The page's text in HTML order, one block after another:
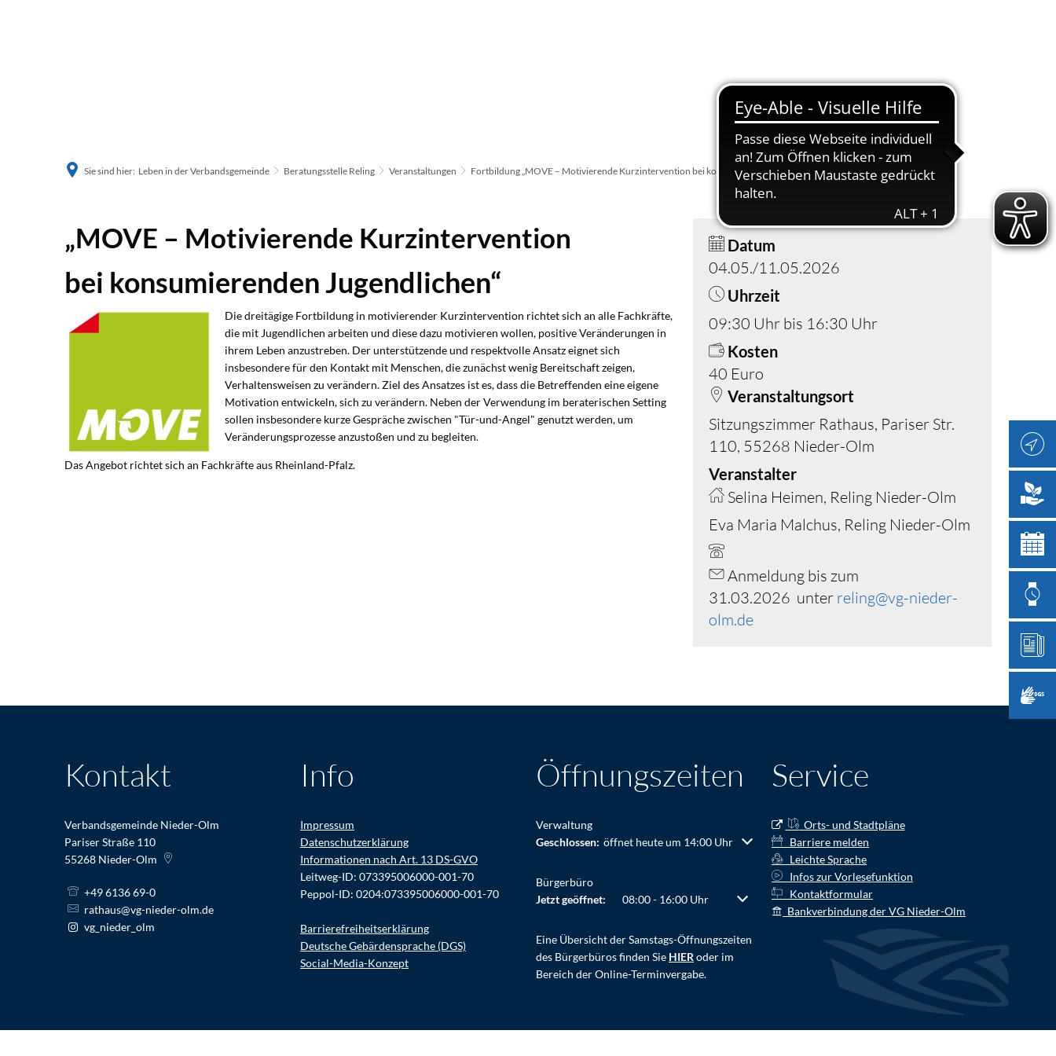
Sie sind hier: Leben in der Verbandsgemeinde Beratungsstelle Reling Veranstaltungen Fortbildung „MOVE – Motivierende Kurzintervention bei konsumierenden Jugendlichen“
„MOVE – Motivierende Kurzintervention
bei konsumierenden Jugendlichen“
Die dreitägige Fortbildung in motivierender Kurzintervention richtet sich an alle Fachkräfte,
die mit Jugendlichen arbeiten und diese dazu motivieren wollen, positive Veränderungen in
ihrem Leben anzustreben. Der unterstützende und respektvolle Ansatz eignet sich
insbesondere für den Kontakt mit Menschen, die zunächst wenig Bereitschaft zeigen,
Verhaltensweisen zu verändern. Ziel des Ansatzes ist es, dass die Betreffenden eine eigene
Motivation entwickeln, sich zu verändern. Neben der Verwendung im beraterischen Setting
sollen insbesondere kurze Gespräche zwischen "Tür-und-Angel" genutzt werden, um
Veränderungsprozesse anzustoßen und zu begleiten.
Das Angebot richtet sich an Fachkräfte aus Rheinland-Pfalz.
Datum
04.05./11.05.2026
Uhrzeit
09:30 Uhr bis 16:30 Uhr
Kosten
40 Euro
Veranstaltungsort
Sitzungszimmer Rathaus, Pariser Str.
110, 55268 Nieder-Olm
Veranstalter
Selina Heimen, Reling Nieder-Olm
Eva Maria Malchus, Reling Nieder-Olm
Anmeldung bis zum
31.03.2026 unter reling@vg-nieder-
olm.de
Kontakt
Verbandsgemeinde Nieder-Olm
Pariser Straße 110
55268 Nieder-Olm
+49 6136 69-0
rathaus@vg-nieder-olm.de
vg_nieder_olm
Info
Impressum
Datenschutzerklärung
Informationen nach Art. 13 DS-GVO
Leitweg-ID: 073395006000-001-70
Peppol-ID: 0204:073395006000-001-70
Barrierefreiheitserklärung
Deutsche Gebärdensprache (DGS)
Social-Media-Konzept
Öffnungszeiten
Verwaltung
Klicken, um weitere Öffnungs- oder Schließzeiten auszublenden
Geschlossen: öffnet heute um 14:00 Uhr
Bürgerbüro
Klicken, um weitere Öffnungs- oder Schließzeiten auszublenden
Jetzt geöffnet: 08:00- 16:00 Uhr Von 08:00 bis 16:00 Uhr
Eine Übersicht der Samstags-Öffnungszeiten
des Bürgerbüros finden Sie HIER oder im
Bereich der Online-Terminvergabe.
Service
Orts- und Stadtpläne
Barriere melden
Leichte Sprache
Infos zur Vorlesefunktion
Kontaktformular
Bankverbindung der VG Nieder-Olm